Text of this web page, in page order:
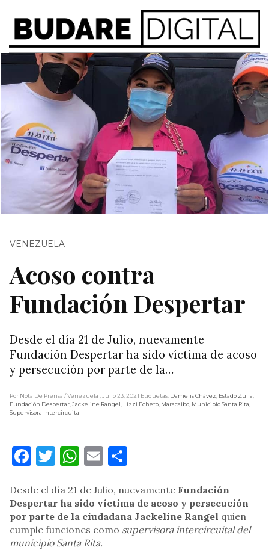
VENEZUELA
Acoso contra
Fundación Despertar
Desde el día 21 de Julio, nuevamente
Fundación Despertar ha sido víctima de acoso
y persecución por parte de la…
Por Nota De Prensa / Venezuela , Julio 23, 2021 Etiquetas: Damelis Chávez, Estado Zulia,
Fundación Despertar,Jackeline Rangel, Lizzi Echeto, Maracaibo, Municipio Santa Rita,
Supervisora Intercircuital
Facebook
Twitter
WhatsApp
Email
Desde el día 21 de Julio, nuevamente Fundación
Despertar ha sido víctima de acoso y persecución
por parte de la ciudadana Jackeline Rangel quien
cumple funciones como supervisora intercircuital del
municipio Santa Rita.